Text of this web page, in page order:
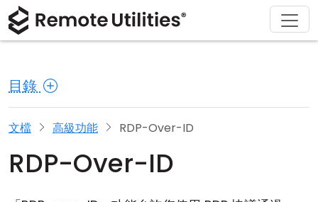
目錄
文檔 高級功能 RDP-Over-ID
RDP-Over-ID
產品
安全性
螢幕截圖
版本說明
連接模式
解決方案
製造與零售
醫療保健
教育與政府
資訊技術
下載
macOS
Linux
iOS/Android
購買
許可證助手
升級您的許可證
支援
文檔
知識庫
關於
新聞稿
寫評論